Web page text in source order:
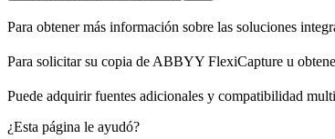
Para obtener más información sobre las soluciones
Para solicitar su copia de ABBYY FlexiCapture u
Puede adquirir fuentes adicionales y compatibilidad
¿Esta página le ayudó?